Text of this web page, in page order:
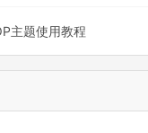
主题使用教程